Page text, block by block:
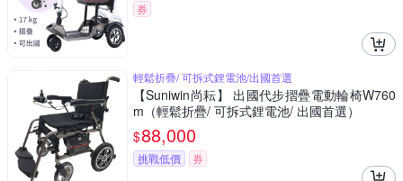
券
輕鬆折疊/ 可拆式鋰電池/出國首選
【Suniwin尚耘】 出國代步摺疊電動輪椅W760
m（輕鬆折疊/ 可拆式鋰電池/ 出國首選）
$88,000
挑戰低價 券